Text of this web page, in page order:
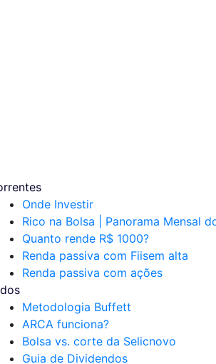
Onde Investir
Rico na Bolsa | Panorama Mensal
Quanto rende R$ 1000?
Renda passiva com Fiisem alta
Renda passiva com ações
Metodologia Buffett
ARCA funciona?
Bolsa vs. corte da Selicnovo
Guia de Dividendos